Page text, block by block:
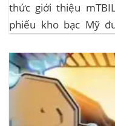
thức giới thiệu
phiếu kho bạc Mỹ
không yêu cầu mức
bảo chứng bằng...